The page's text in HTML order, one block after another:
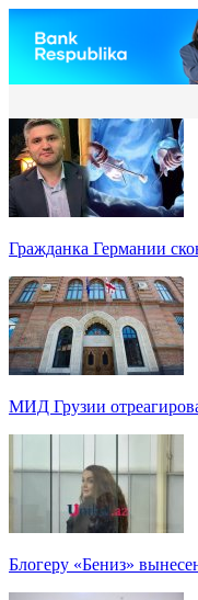
Гражданка Германии
МИД Грузии
Блогеру «Бениз»